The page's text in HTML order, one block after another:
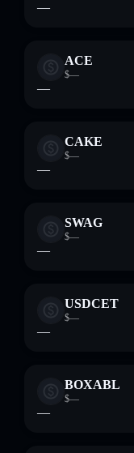
—
ACE
$—
—
CAKE
$—
—
SWAG
$—
—
USDCET
$—
—
BOXABL
$—
—